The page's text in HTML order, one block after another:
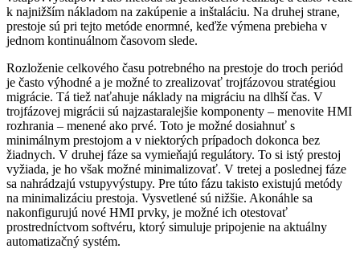
k najnižším nákladom na zakúpenie a inštaláciu. Na druhej strane,
prestoje sú pri tejto metóde enormné, keďže výmena prebieha v
jednom kontinuálnom časovom slede.
Rozloženie celkového času potrebného na prestoje do troch periód
je často výhodné a je možné to zrealizovať trojfázovou stratégiou
migrácie. Tá tiež naťahuje náklady na migráciu na dlhší čas. V
trojfázovej migrácii sú najzastaralejšie komponenty – menovite HMI
rozhrania – menené ako prvé. Toto je možné dosiahnuť s
minimálnym prestojom a v niektorých prípadoch dokonca bez
žiadnych. V druhej fáze sa vymieňajú regulátory. To si istý prestoj
vyžiada, je ho však možné minimalizovať. V tretej a poslednej fáze
sa ­nahrádzajú vstupyvýstupy. Pre túto fázu takisto existujú metódy
na minimalizáciu prestoja. Vysvetlené sú nižšie. Akonáhle sa
nakonfigurujú nové HMI prvky, je možné ich otestovať
prostredníctvom softvéru, ktorý simuluje pripojenie na aktuálny
automatizačný systém.